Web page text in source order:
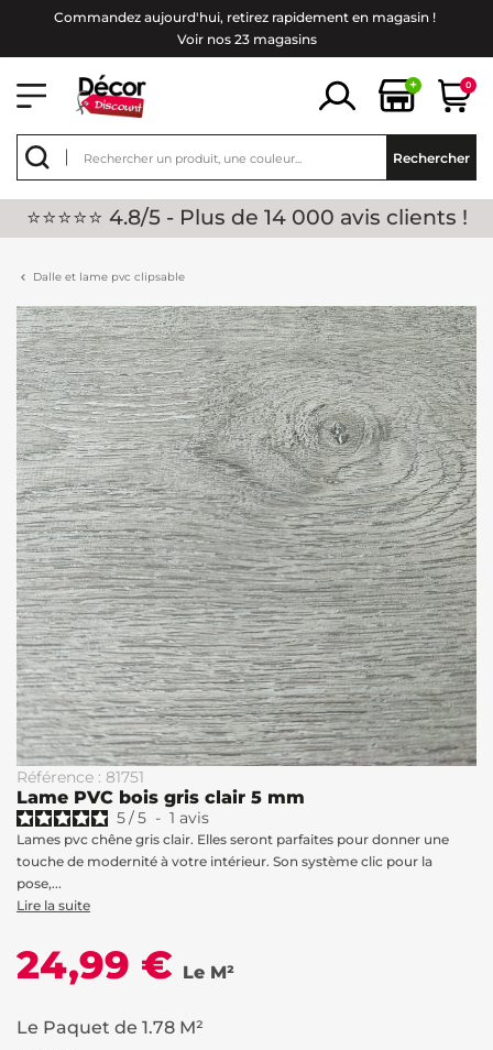
Commandez aujourd'hui, retirez rapidement en magasin !
Voir nos 23 magasins
+ 0
Rechercher
⭐⭐⭐⭐⭐ 4.8/5 - Plus de 14 000 avis clients !
Dalle et lame pvc clipsable
Référence : 81751
Lame PVC bois gris clair 5 mm
5/5 - 1 avis
Lames pvc chêne gris clair. Elles seront parfaites pour donner une
touche de modernité à votre intérieur. Son système clic pour la
pose,...
Lire la suite
24,99 € Le M²
Le Paquet de 1.78 M²